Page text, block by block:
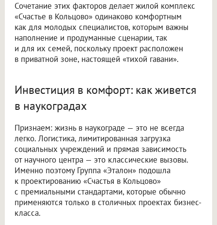
Сочетание этих факторов делает жилой комплекс
«Счастье в Кольцово» одинаково комфортным
как для молодых специалистов, которым важны
наполнение и продуманные сценарии, так
и для их семей, поскольку проект расположен
в приватной зоне, настоящей «тихой гавани».
Инвестиция в комфорт: как живется
в наукоградах
Признаем: жизнь в наукограде — это не всегда
легко. Логистика, лимитированная загрузка
социальных учреждений и прямая зависимость
от научного центра — это классические вызовы.
Именно поэтому Группа «Эталон» подошла
к проектированию «Счастья в Кольцово»
с премиальными стандартами, которые обычно
применяются только в столичных проектах бизнес-
класса.